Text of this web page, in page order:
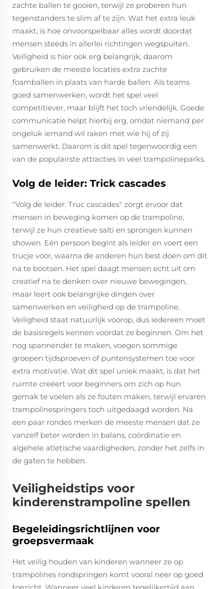
zachte ballen te gooien, terwijl ze proberen hun
tegenstanders te slim af te zijn. Wat het extra leuk
maakt, is hoe onvoorspelbaar alles wordt doordat
mensen steeds in allerlei richtingen wegspuiten.
Veiligheid is hier ook erg belangrijk, daarom
gebruiken de meeste locaties extra zachte
foamballen in plaats van harde ballen. Als teams
goed samenwerken, wordt het spel veel
competitiever, maar blijft het toch vriendelijk. Goede
communicatie helpt hierbij erg, omdat niemand per
ongeluk iemand wil raken met wie hij of zij
samenwerkt. Daarom is dit spel tegenwoordig een
van de populairste attracties in veel trampolineparks.
Volg de leider: Trick cascades
"Volg de leider: Truc cascades" zorgt ervoor dat
mensen in beweging komen op de trampoline,
terwijl ze hun creatieve salti en sprongen kunnen
showen. Eén persoon begint als leider en voert een
trucje voor, waarna de anderen hun best doen om dit
na te bootsen. Het spel daagt mensen echt uit om
creatief na te denken over nieuwe bewegingen,
maar leert ook belangrijke dingen over
samenwerken en veiligheid op de trampoline.
Veiligheid staat natuurlijk voorop, dus iedereen moet
de basisregels kennen voordat ze beginnen. Om het
nog spannender te maken, voegen sommige
groepen tijdsproeven of puntensystemen toe voor
extra motivatie. Wat dit spel uniek maakt, is dat het
ruimte creëert voor beginners om zich op hun
gemak te voelen als ze fouten maken, terwijl ervaren
trampolinespringers toch uitgedaagd worden. Na
een paar rondes merken de meeste mensen dat ze
vanzelf beter worden in balans, coördinatie en
algehele atletische vaardigheden, zonder het zelfs in
de gaten te hebben.
Veiligheidstips voor
kinderenstrampoline spellen
Begeleidingsrichtlijnen voor
groepsvermaak
Het veilig houden van kinderen wanneer ze op
trampolines rondspringen komt vooral neer op goed